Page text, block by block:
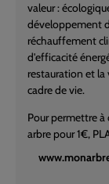
valeur :
développement
réchauffement
d'efficacité
restauration et
cadre de vie.
Pour permettre
arbre pour 1€,